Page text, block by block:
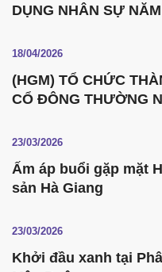
DỤNG NHÂN SỰ
18/04/2026
(HGM) TỔ CHỨC
CỔ ĐÔNG THƯỜNG
23/03/2026
Ấm áp buổi gặp mặt
sản Hà Giang
23/03/2026
Khởi đầu xanh tại